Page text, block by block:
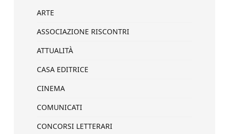
ARTE
ASSOCIAZIONE RISCONTRI
ATTUALITÀ
CASA EDITRICE
CINEMA
COMUNICATI
CONCORSI LETTERARI